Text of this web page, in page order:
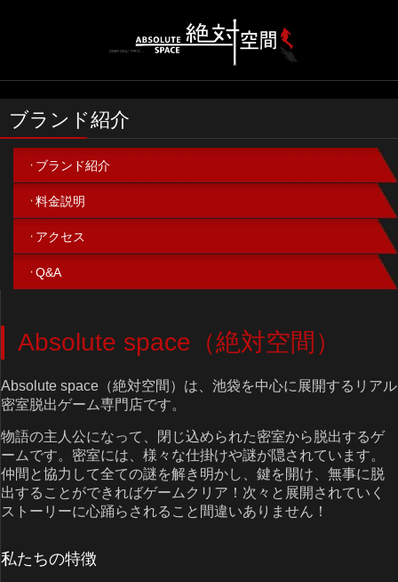
ブランド紹介
ブランド紹介
料金説明
アクセス
Q&A
Absolute space（絶対空間）
Absolute space（絶対空間）は、池袋を中心に展開するリアル
密室脱出ゲーム専門店です。
物語の主人公になって、閉じ込められた密室から脱出するゲ
ームです。密室には、様々な仕掛けや謎が隠されています。
仲間と協力して全ての謎を解き明かし、鍵を開け、無事に脱
出することができればゲームクリア！次々と展開されていく
ストーリーに心踊らされること間違いありません！
私たちの特徴